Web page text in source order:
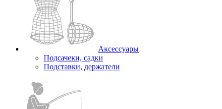
Аксессуары
Подсачеки, садки
Подставки, держатели